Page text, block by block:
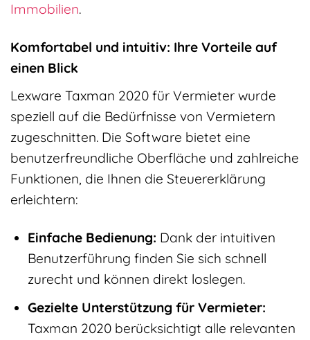
Immobilien.
Komfortabel und intuitiv: Ihre Vorteile auf
einen Blick
Lexware Taxman 2020 für Vermieter wurde
speziell auf die Bedürfnisse von Vermietern
zugeschnitten. Die Software bietet eine
benutzerfreundliche Oberfläche und zahlreiche
Funktionen, die Ihnen die Steuererklärung
erleichtern:
Einfache Bedienung: Dank der intuitiven
Benutzerführung finden Sie sich schnell
zurecht und können direkt loslegen.
Gezielte Unterstützung für Vermieter:
Taxman 2020 berücksichtigt alle relevanten